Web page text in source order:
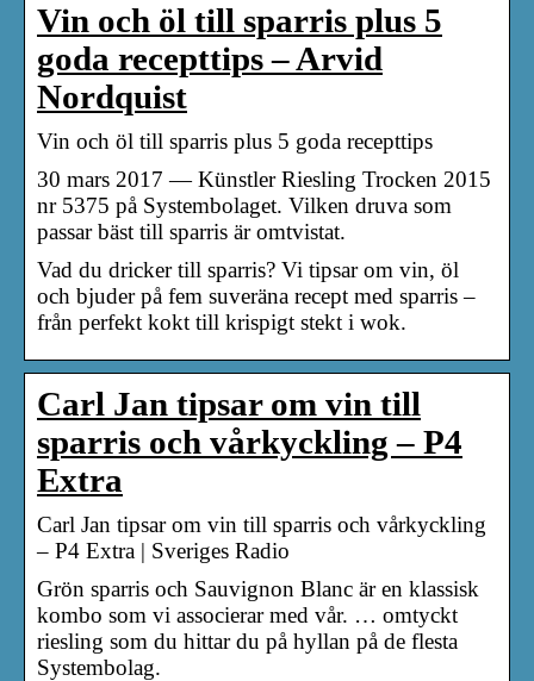
Vin och öl till sparris plus 5
goda recepttips – Arvid
Nordquist
Vin och öl till sparris plus 5 goda recepttips
30 mars 2017 — Künstler Riesling Trocken 2015
nr 5375 på Systembolaget. Vilken druva som
passar bäst till sparris är omtvistat.
Vad du dricker till sparris? Vi tipsar om vin, öl
och bjuder på fem suveräna recept med sparris –
från perfekt kokt till krispigt stekt i wok.
Carl Jan tipsar om vin till
sparris och vårkyckling – P4
Extra
Carl Jan tipsar om vin till sparris och vårkyckling
– P4 Extra | Sveriges Radio
Grön sparris och Sauvignon Blanc är en klassisk
kombo som vi associerar med vår. … omtyckt
riesling som du hittar du på hyllan på de flesta
Systembolag.